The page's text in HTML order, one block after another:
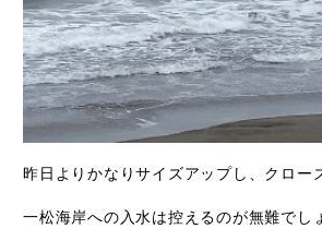
昨日よりかなりサイズアップし、クロー
一松海岸への入水は控えるのが無難でし